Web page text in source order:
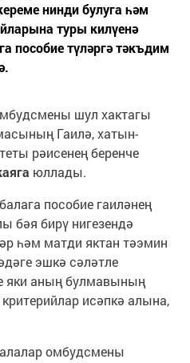
нинди булуга һәм
туры килүенә
пособие түләргә тәкъдим
шул хактагы
Гаилә, хатын-
рәисенең беренче
юллады.
пособие гаиләнең
бәя бирү нигезендә
һәм матди яктан тәэмин
эшкә сәләтле
яки аның булмавының
исәпкә алына,
омбудсмены